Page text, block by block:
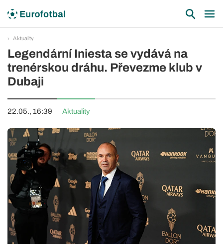
Aktuality
Legendární Iniesta se vydává na
trenérskou dráhu. Převezme klub v
Dubaji
22.05., 16:39 Aktuality